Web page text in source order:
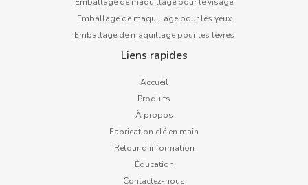
Emballage de maquillage pour les yeux
Emballage de maquillage pour les lèvres
Liens rapides
Accueil
Produits
À propos
Fabrication clé en main
Retour d'information
Éducation
Contactez-nous